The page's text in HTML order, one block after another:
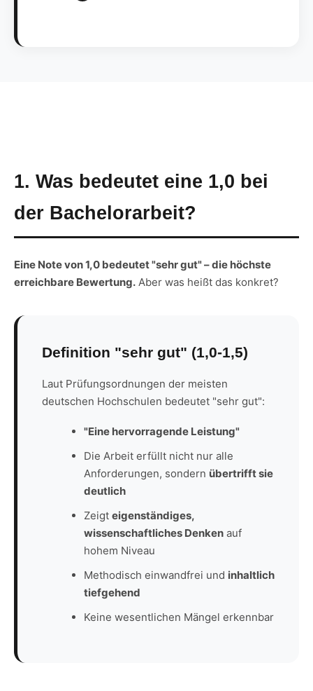
1. Was bedeutet eine 1,0 bei
der Bachelorarbeit?
Eine Note von 1,0 bedeutet "sehr gut" – die höchste
erreichbare Bewertung. Aber was heißt das konkret?
Definition "sehr gut" (1,0-1,5)
Laut Prüfungsordnungen der meisten
deutschen Hochschulen bedeutet "sehr gut":
"Eine hervorragende Leistung"
Die Arbeit erfüllt nicht nur alle
Anforderungen, sondern übertrifft sie
deutlich
Zeigt eigenständiges,
wissenschaftliches Denken auf
hohem Niveau
Methodisch einwandfrei und inhaltlich
tiefgehend
Keine wesentlichen Mängel erkennbar